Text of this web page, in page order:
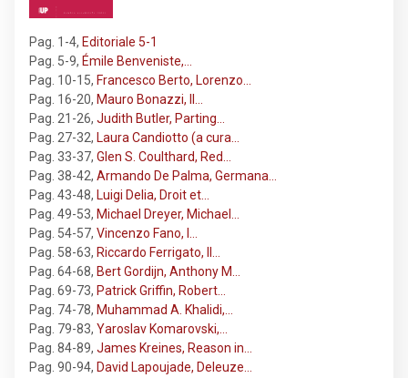
Pag. 1-4, Editoriale 5-1
Pag. 5-9, Émile Benveniste,…
Pag. 10-15, Francesco Berto, Lorenzo…
Pag. 16-20, Mauro Bonazzi, Il…
Pag. 21-26, Judith Butler, Parting…
Pag. 27-32, Laura Candiotto (a cura…
Pag. 33-37, Glen S. Coulthard, Red…
Pag. 38-42, Armando De Palma, Germana…
Pag. 43-48, Luigi Delia, Droit et…
Pag. 49-53, Michael Dreyer, Michael…
Pag. 54-57, Vincenzo Fano, I…
Pag. 58-63, Riccardo Ferrigato, Il…
Pag. 64-68, Bert Gordijn, Anthony M…
Pag. 69-73, Patrick Griffin, Robert…
Pag. 74-78, Muhammad A. Khalidi,…
Pag. 79-83, Yaroslav Komarovski,…
Pag. 84-89, James Kreines, Reason in…
Pag. 90-94, David Lapoujade, Deleuze…